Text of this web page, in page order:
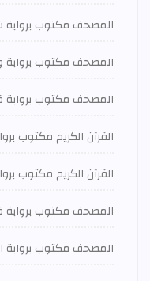
المصحف مكتوب
المصحف مكتوب
المصحف مكتوب برواية
القرآن الكريم مكتوب
القرآن الكريم مكتوب
المصحف مكتوب برواية
المصحف مكتوب برواية